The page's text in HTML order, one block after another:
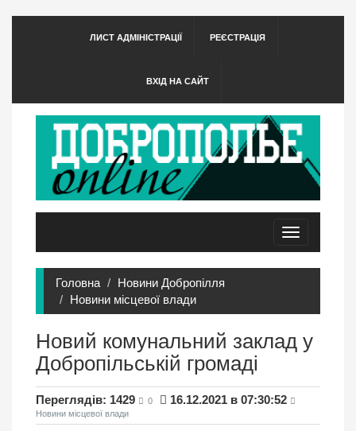
ЛИСТ АДМІНІСТРАЦІЇ РЕЄСТРАЦІЯ
ВХІД НА САЙТ
Toggle
navigation
Головна
Новини Добропілля
Новини місцевої влади
Новий комунальний заклад у
Добропільській громаді
Переглядів: 1429 0 16.12.2021 в 07:30:52
Новини місцевої влади